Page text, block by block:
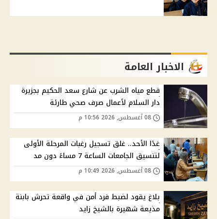
الاخبار العامة
قطع مياه الشرب عن شارع سعد الحكيم بجزيرة
دار السلام لأعمال صرف صحي طارئة
غدًا الأحد.. غلق تسجيل رغبات المرحلة الأولى
لتنسيق الجامعات الساعة 7 مساءً دون مد
بلاغ يقود لضبط فرد أمن في واقعة تحرش بابنة
مذيعة شهيرة بالشيخ زايد